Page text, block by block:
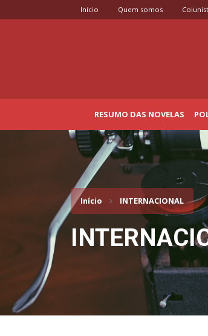
Início Quem somos
RESUMO DAS NOVELAS
Início INTERNACIONAL